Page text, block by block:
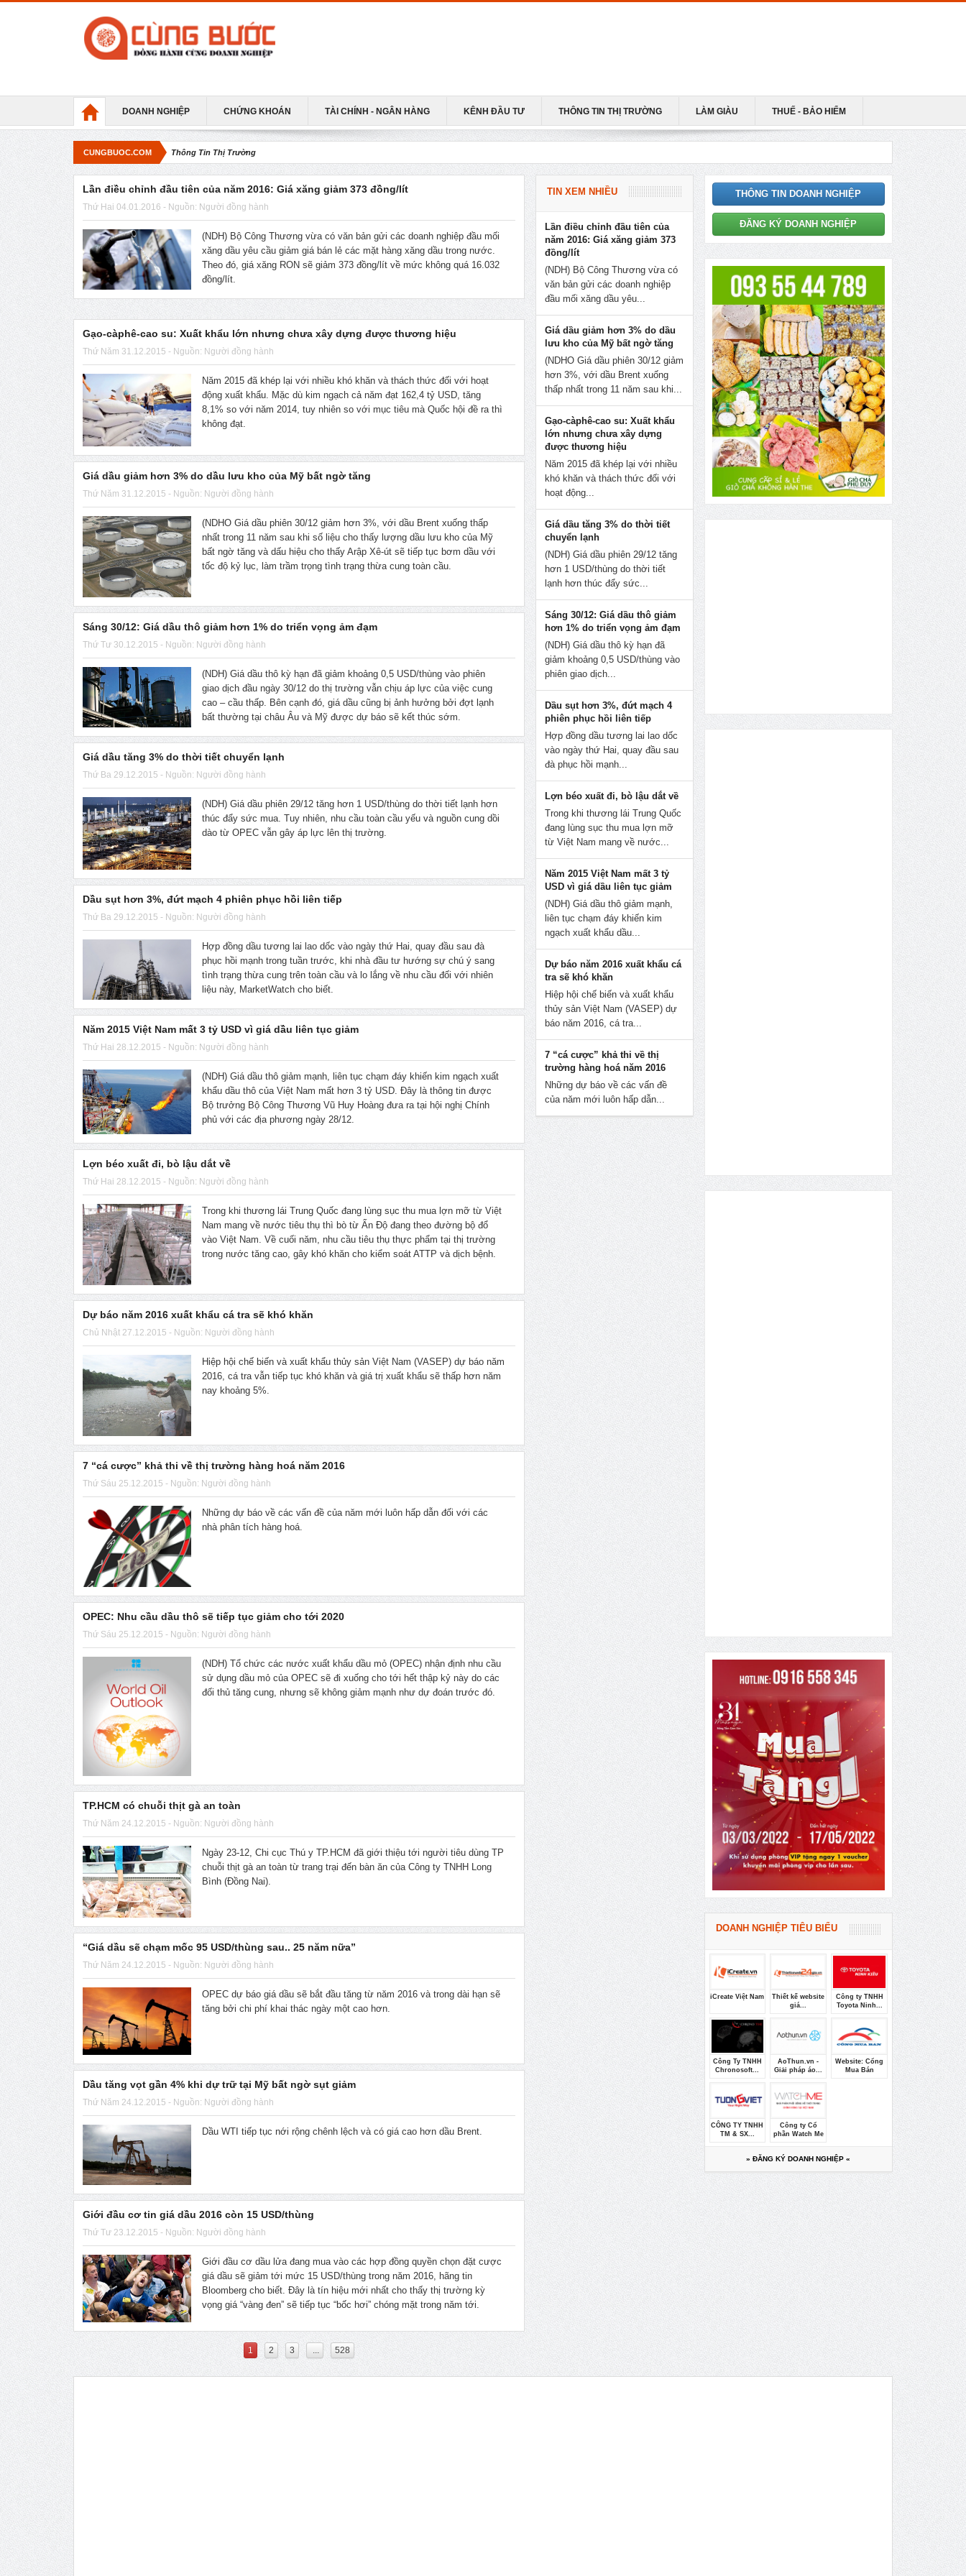
DOANH NGHIỆP CHỨNG KHOÁN TÀI CHÍNH - NGÂN HÀNG KÊNH ĐẦU TƯ THÔNG TIN THỊ TRƯỜNG LÀM GIÀU THUẾ - BẢO HIỂM
CUNGBUOC.COM Thông Tin Thị Trường
Lần điều chỉnh đầu tiên của năm 2016: Giá xăng giảm 373 đồng/lít
Thứ Hai 04.01.2016 - Nguồn: Người đồng hành
(NDH) Bộ Công Thương vừa có văn bản gửi các doanh nghiệp đầu mối
xăng dầu yêu cầu giảm giá bán lẻ các mặt hàng xăng dầu trong nước.
Theo đó, giá xăng RON sẽ giảm 373 đồng/lít về mức không quá 16.032
đồng/lít.
Gạo-càphê-cao su: Xuất khẩu lớn nhưng chưa xây dựng được thương hiệu
Thứ Năm 31.12.2015 - Nguồn: Người đồng hành
Năm 2015 đã khép lại với nhiều khó khăn và thách thức đối với hoạt
động xuất khẩu. Mặc dù kim ngạch cả năm đạt 162,4 tỷ USD, tăng
8,1% so với năm 2014, tuy nhiên so với mục tiêu mà Quốc hội đề ra thì
không đạt.
Giá dầu giảm hơn 3% do dầu lưu kho của Mỹ bất ngờ tăng
Thứ Năm 31.12.2015 - Nguồn: Người đồng hành
(NDHO Giá dầu phiên 30/12 giảm hơn 3%, với dầu Brent xuống thấp
nhất trong 11 năm sau khi số liệu cho thấy lượng dầu lưu kho của Mỹ
bất ngờ tăng và dấu hiệu cho thấy Arập Xê-út sẽ tiếp tục bơm dầu với
tốc độ kỷ lục, làm trầm trọng tình trạng thừa cung toàn cầu.
Sáng 30/12: Giá dầu thô giảm hơn 1% do triển vọng ảm đạm
Thứ Tư 30.12.2015 - Nguồn: Người đồng hành
(NDH) Giá dầu thô kỳ hạn đã giảm khoảng 0,5 USD/thùng vào phiên
giao dịch đầu ngày 30/12 do thị trường vẫn chịu áp lực của việc cung
cao – cầu thấp. Bên cạnh đó, giá dầu cũng bị ảnh hưởng bởi đợt lạnh
bất thường tại châu Âu và Mỹ được dự báo sẽ kết thúc sớm.
Giá dầu tăng 3% do thời tiết chuyển lạnh
Thứ Ba 29.12.2015 - Nguồn: Người đồng hành
(NDH) Giá dầu phiên 29/12 tăng hơn 1 USD/thùng do thời tiết lạnh hơn
thúc đẩy sức mua. Tuy nhiên, nhu cầu toàn cầu yếu và nguồn cung dồi
dào từ OPEC vẫn gây áp lực lên thị trường.
Dầu sụt hơn 3%, đứt mạch 4 phiên phục hồi liên tiếp
Thứ Ba 29.12.2015 - Nguồn: Người đồng hành
Hợp đồng dầu tương lai lao dốc vào ngày thứ Hai, quay đầu sau đà
phục hồi mạnh trong tuần trước, khi nhà đầu tư hướng sự chú ý sang
tình trạng thừa cung trên toàn cầu và lo lắng về nhu cầu đối với nhiên
liệu này, MarketWatch cho biết.
Năm 2015 Việt Nam mất 3 tỷ USD vì giá dầu liên tục giảm
Thứ Hai 28.12.2015 - Nguồn: Người đồng hành
(NDH) Giá dầu thô giảm mạnh, liên tục chạm đáy khiến kim ngạch xuất
khẩu dầu thô của Việt Nam mất hơn 3 tỷ USD. Đây là thông tin được
Bộ trưởng Bộ Công Thương Vũ Huy Hoàng đưa ra tại hội nghị Chính
phủ với các địa phương ngày 28/12.
Lợn béo xuất đi, bò lậu dắt về
Thứ Hai 28.12.2015 - Nguồn: Người đồng hành
Trong khi thương lái Trung Quốc đang lùng sục thu mua lợn mỡ từ Việt
Nam mang về nước tiêu thụ thì bò từ Ấn Độ đang theo đường bộ đổ
vào Việt Nam. Về cuối năm, nhu cầu tiêu thụ thực phẩm tại thị trường
trong nước tăng cao, gây khó khăn cho kiểm soát ATTP và dịch bệnh.
Dự báo năm 2016 xuất khẩu cá tra sẽ khó khăn
Chủ Nhật 27.12.2015 - Nguồn: Người đồng hành
Hiệp hội chế biến và xuất khẩu thủy sản Việt Nam (VASEP) dự báo năm
2016, cá tra vẫn tiếp tục khó khăn và giá trị xuất khẩu sẽ thấp hơn năm
nay khoảng 5%.
7 “cá cược” khả thi về thị trường hàng hoá năm 2016
Thứ Sáu 25.12.2015 - Nguồn: Người đồng hành
Những dự báo về các vấn đề của năm mới luôn hấp dẫn đối với các
nhà phân tích hàng hoá.
OPEC: Nhu cầu dầu thô sẽ tiếp tục giảm cho tới 2020
Thứ Sáu 25.12.2015 - Nguồn: Người đồng hành
(NDH) Tổ chức các nước xuất khẩu dầu mỏ (OPEC) nhận định nhu cầu
sử dụng dầu mỏ của OPEC sẽ đi xuống cho tới hết thập kỷ này do các
đối thủ tăng cung, nhưng sẽ không giảm mạnh như dự đoán trước đó.
TP.HCM có chuỗi thịt gà an toàn
Thứ Năm 24.12.2015 - Nguồn: Người đồng hành
Ngày 23-12, Chi cục Thú y TP.HCM đã giới thiệu tới người tiêu dùng TP
chuỗi thịt gà an toàn từ trang trại đến bàn ăn của Công ty TNHH Long
Bình (Đồng Nai).
“Giá dầu sẽ chạm mốc 95 USD/thùng sau.. 25 năm nữa”
Thứ Năm 24.12.2015 - Nguồn: Người đồng hành
OPEC dự báo giá dầu sẽ bắt đầu tăng từ năm 2016 và trong dài hạn sẽ
tăng bởi chi phí khai thác ngày một cao hơn.
Dầu tăng vọt gần 4% khi dự trữ tại Mỹ bất ngờ sụt giảm
Thứ Năm 24.12.2015 - Nguồn: Người đồng hành
Dầu WTI tiếp tục nới rộng chênh lệch và có giá cao hơn dầu Brent.
Giới đầu cơ tin giá dầu 2016 còn 15 USD/thùng
Thứ Tư 23.12.2015 - Nguồn: Người đồng hành
Giới đầu cơ dầu lửa đang mua vào các hợp đồng quyền chọn đặt cược
giá dầu sẽ giảm tới mức 15 USD/thùng trong năm 2016, hãng tin
Bloomberg cho biết. Đây là tín hiệu mới nhất cho thấy thị trường kỳ
vọng giá “vàng đen” sẽ tiếp tục “bốc hơi” chóng mặt trong năm tới.
1 2 3 ... 528
TIN XEM NHIỀU
Lần điều chỉnh đầu tiên của
năm 2016: Giá xăng giảm 373
đồng/lít
(NDH) Bộ Công Thương vừa có
văn bản gửi các doanh nghiệp
đầu mối xăng dầu yêu...
Giá dầu giảm hơn 3% do dầu
lưu kho của Mỹ bất ngờ tăng
(NDHO Giá dầu phiên 30/12 giảm
hơn 3%, với dầu Brent xuống
thấp nhất trong 11 năm sau khi...
Gạo-càphê-cao su: Xuất khẩu
lớn nhưng chưa xây dựng
được thương hiệu
Năm 2015 đã khép lại với nhiều
khó khăn và thách thức đối với
hoạt động...
Giá dầu tăng 3% do thời tiết
chuyển lạnh
(NDH) Giá dầu phiên 29/12 tăng
hơn 1 USD/thùng do thời tiết
lạnh hơn thúc đẩy sức...
Sáng 30/12: Giá dầu thô giảm
hơn 1% do triển vọng ảm đạm
(NDH) Giá dầu thô kỳ hạn đã
giảm khoảng 0,5 USD/thùng vào
phiên giao dịch...
Dầu sụt hơn 3%, đứt mạch 4
phiên phục hồi liên tiếp
Hợp đồng dầu tương lai lao dốc
vào ngày thứ Hai, quay đầu sau
đà phục hồi mạnh...
Lợn béo xuất đi, bò lậu dắt về
Trong khi thương lái Trung Quốc
đang lùng sục thu mua lợn mỡ
từ Việt Nam mang về nước...
Năm 2015 Việt Nam mất 3 tỷ
USD vì giá dầu liên tục giảm
(NDH) Giá dầu thô giảm mạnh,
liên tục chạm đáy khiến kim
ngạch xuất khẩu dầu...
Dự báo năm 2016 xuất khẩu cá
tra sẽ khó khăn
Hiệp hội chế biến và xuất khẩu
thủy sản Việt Nam (VASEP) dự
báo năm 2016, cá tra...
7 “cá cược” khả thi về thị
trường hàng hoá năm 2016
Những dự báo về các vấn đề
của năm mới luôn hấp dẫn...
THÔNG TIN DOANH NGHIỆP
ĐĂNG KÝ DOANH NGHIỆP
DOANH NGHIỆP TIÊU BIỂU
iCreate Việt Nam
Thiết kế website
giá...
Công ty TNHH
Toyota Ninh...
Công Ty TNHH
Chronosoft...
AoThun.vn -
Giải pháp áo...
Website: Cổng
Mua Bán
CÔNG TY TNHH
TM & SX...
Công ty Cổ
phần Watch Me
» ĐĂNG KÝ DOANH NGHIỆP «